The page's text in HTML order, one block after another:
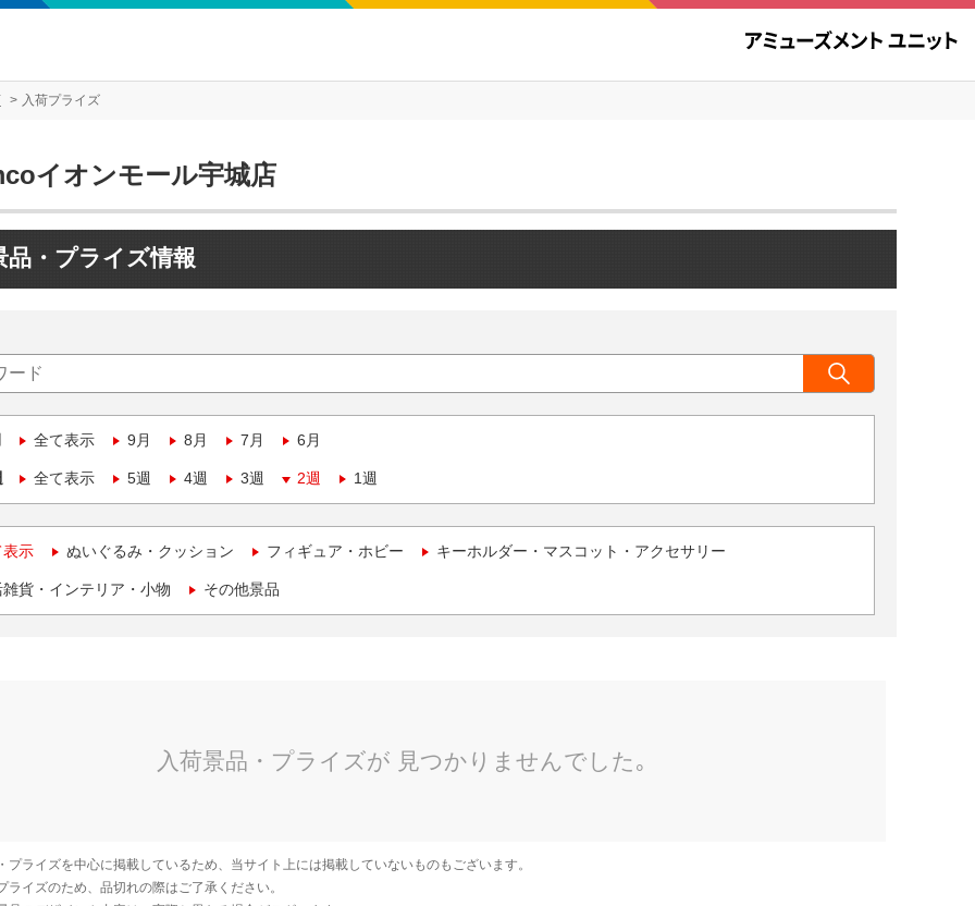
入荷プライズ
イオンモール宇城店
品・プライズ情報
全て表示 9月 8月 7月 6月
全て表示 5週 4週 3週 2週 1週
表示 ぬいぐるみ・クッション フィギュア・ホビー キーホルダー・マスコット・アクセサリー
貨・インテリア・小物 その他景品